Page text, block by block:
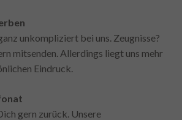
unkompliziert bei uns. Zeugnisse?
mitsenden. Allerdings liegt uns mehr
Eindruck.
gern zurück. Unsere